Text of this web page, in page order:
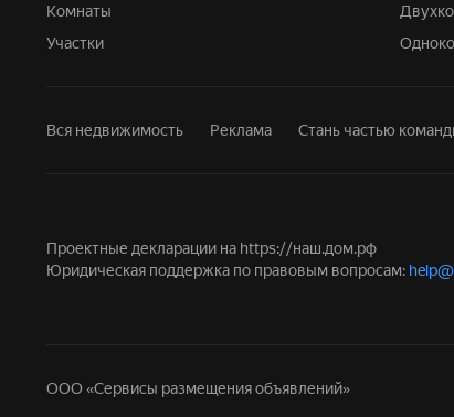
Комнаты
Участки
Вся недвижимость Реклама Стань частью
Проектные декларации на https://наш.дом.рф
Юридическая поддержка по правовым вопросам:
ООО «Сервисы размещения объявлений»